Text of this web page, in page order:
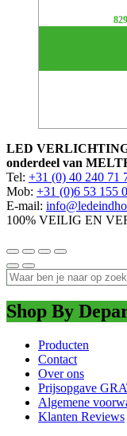
LED
onderdeel van
Tel: +31 (0) 40 240 71
Mob: +31 (0)6 53 155
E-mail:
100% VEILIG EN
Shop By
Producten
Contact
Over ons
Prijsopgave
Algemene
Klanten Reviews